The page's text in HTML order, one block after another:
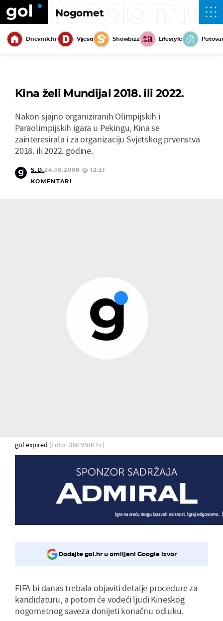
Nogomet
Dnevnik.hr Vijesti Showbizz Lifestyle
Kina želi Mundijal 2018. ili 2022.
Nakon sjajno organiziranih Olimpijskih i
Paraolimpijskih igara u Pekingu, Kina se
zainteresirala i za organizaciju Svjetskog prvenstva
2018. ili 2022. godine.
S.D.24.10.2008 @ 12:21
KOMENTARI
gol expired (Foto: DNEVNIK.hr)
Dodajte gol.hr u omiljeni Google izvor
FIFA bi danas trebala objaviti detalje procedure za
kandidaturu, a potom će vodeći ljudi Kineskog
nogometnog saveza donijeti konačnu odluku.